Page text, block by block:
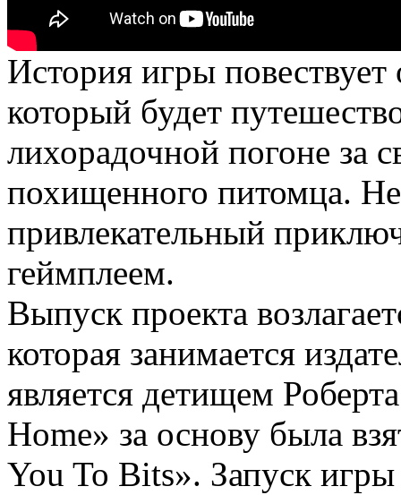
История игры
который будет
лихорадочной погоне за
похищенного питомца.
привлекательный
геймплеем.
Выпуск проекта
которая занимается
является детищем
Home» за основу была
You To Bits». Запуск